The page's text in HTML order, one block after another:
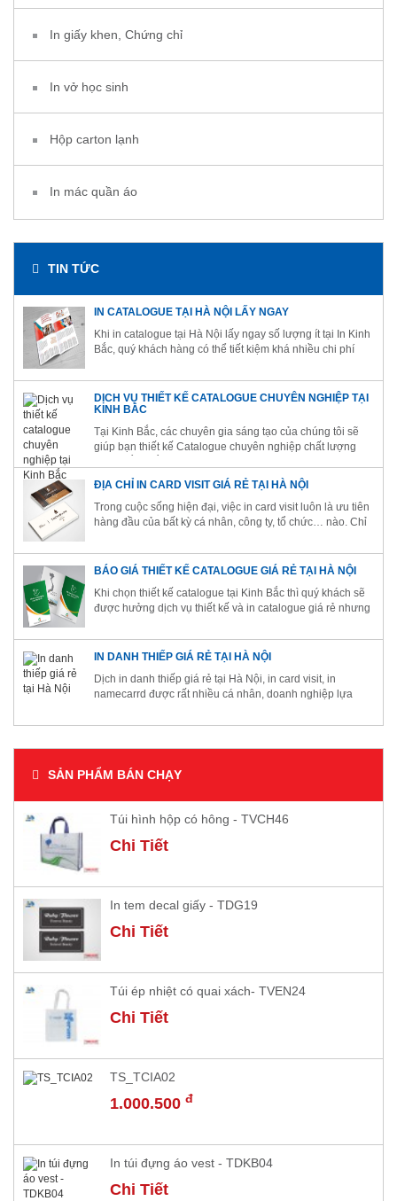
In giấy khen, Chứng chỉ
In vở học sinh
Hộp carton lạnh
In mác quần áo
TIN TỨC
IN CATALOGUE TẠI HÀ NỘI LẤY NGAY
Khi in catalogue tại Hà Nội lấy ngay số lượng ít tại In Kinh
Bắc, quý khách hàng có thể tiết kiệm khá nhiều chi phí
DỊCH VỤ THIẾT KẾ CATALOGUE CHUYÊN NGHIỆP TẠI
KINH BẮC
Tại Kinh Bắc, các chuyên gia sáng tạo của chúng tôi sẽ
giúp bạn thiết kế Catalogue chuyên nghiệp chất lượng
lược Marketing của bạn.
ĐỊA CHỈ IN CARD VISIT GIÁ RẺ TẠI HÀ NỘI
Trong cuộc sống hiện đại, việc in card visit luôn là ưu tiên
hàng đầu của bất kỳ cá nhân, công ty, tổ chức… nào. Chỉ
Phần In Và Dịch Vụ Thương Mại Kinh Bắc, quý khách
hàng đã...
BÁO GIÁ THIẾT KẾ CATALOGUE GIÁ RẺ TẠI HÀ NỘI
Khi chọn thiết kế catalogue tại Kinh Bắc thì quý khách sẽ
được hưởng dịch vụ thiết kế và in catalogue giá rẻ nhưng
IN DANH THIẾP GIÁ RẺ TẠI HÀ NỘI
Dịch in danh thiếp giá rẻ tại Hà Nội, in card visit, in
namecarrd được rất nhiều cá nhân, doanh nghiệp lựa
SẢN PHẨM BÁN CHẠY
Túi hình hộp có hông - TVCH46
Chi Tiết
In tem decal giấy - TDG19
Chi Tiết
Túi ép nhiệt có quai xách- TVEN24
Chi Tiết
TS_TCIA02
1.000.500 đ
In túi đựng áo vest - TDKB04
Chi Tiết